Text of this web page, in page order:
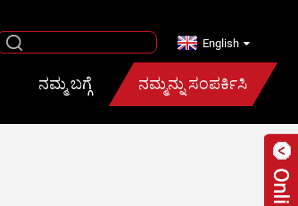
ನಮ್ಮ ಬಗ್ಗೆ ನಮ್ಮನ್ನು ಸಂಪರ್ಕಿಸಿ
English